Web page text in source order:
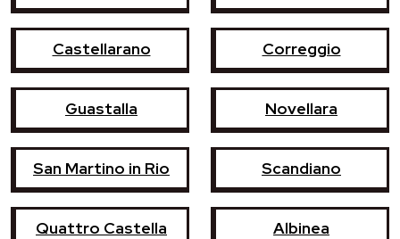
Castellarano Correggio
Guastalla Novellara
San Martino in Rio Scandiano
Quattro Castella Albinea